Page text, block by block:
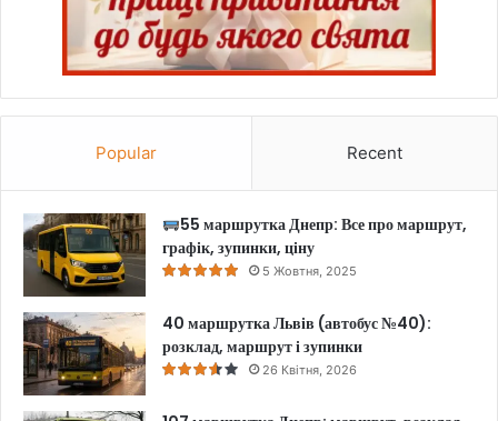
Popular Recent
55 маршрутка Днепр: Все про маршрут,
графік, зупинки, ціну
5 Жовтня, 2025
40 маршрутка Львів (автобус №40):
розклад, маршрут і зупинки
26 Квітня, 2026